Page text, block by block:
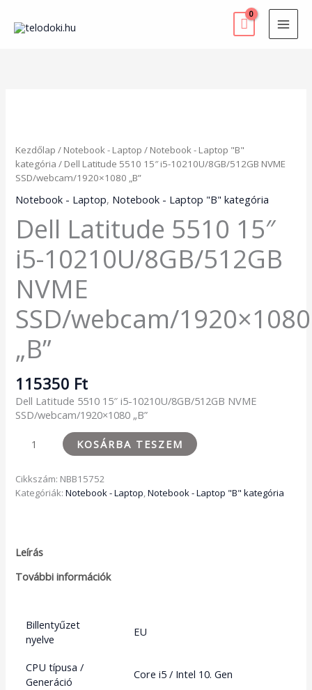
content
Kezdőlap / Notebook - Laptop / Notebook - Laptop "B"
kategória / Dell Latitude 5510 15″ i5-10210U/8GB/512GB NVME
SSD/webcam/1920×1080 „B”
Notebook - Laptop, Notebook - Laptop "B" kategória
Dell Latitude 5510 15″
i5-10210U/8GB/512GB
NVME
SSD/webcam/1920×1080
„B”
115350 Ft
Dell Latitude 5510 15″ i5-10210U/8GB/512GB NVME
SSD/webcam/1920×1080 „B”
i5-
10210U/8GB/512GB
NVME
SSD/webcam/1920x1080
mennyiség
KOSÁRBA TESZEM
Cikkszám: NBB15752
Kategóriák:Notebook - Laptop,Notebook - Laptop "B" kategória
Leírás
További információk
Billentyűzet
nyelve
EU
CPU típusa /
Generáció
Core i5 / Intel 10. Gen